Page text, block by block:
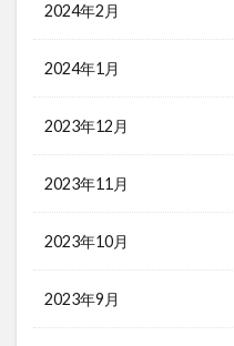
2024年2月
2024年1月
2023年12月
2023年11月
2023年10月
2023年9月